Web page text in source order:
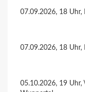
07.09.2026, 18 Uhr,
07.09.2026, 18 Uhr,
05.10.2026, 19 Uhr,